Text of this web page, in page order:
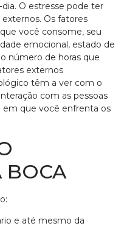
O estresse pode ter
Os fatores
você consome, seu
emocional, estado de
número de horas que
externos
têm a ver com o
com as pessoas
em que você enfrenta os
BOCA
e até mesmo da